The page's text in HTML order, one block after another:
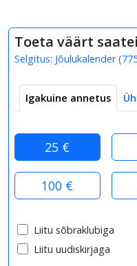
Toeta väärt
Selgitus: Jõulukalender(
Igakuine annetus
25 €
100 €
Liitu sõbraklubiga
Liitu uudiskirjaga